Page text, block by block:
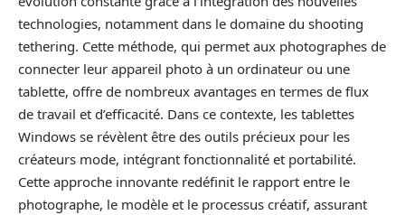
technologies, notamment dans le domaine du shooting
tethering. Cette méthode, qui permet aux photographes de
connecter leur appareil photo à un ordinateur ou une
tablette, offre de nombreux avantages en termes de flux
de travail et d’efficacité. Dans ce contexte, les tablettes
Windows se révèlent être des outils précieux pour les
créateurs mode, intégrant fonctionnalité et portabilité.
Cette approche innovante redéfinit le rapport entre le
photographe, le modèle et le processus créatif, assurant